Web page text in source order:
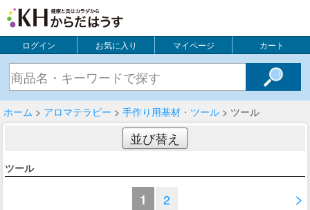
ログイン お気に入り マイページ カート
ホーム > アロマテラピー > 手作り用基材・ツール > ツール
並び替え
ツール
>
1 2